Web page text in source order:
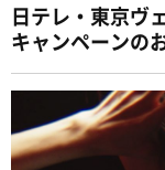
日テレ・東京ヴ
キャンペーンの